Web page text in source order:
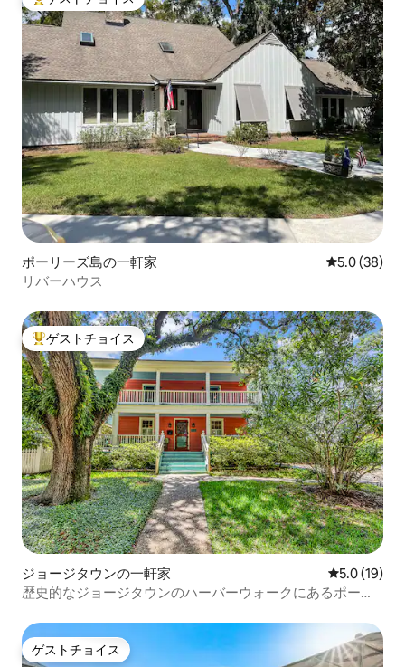
大好評のゲストチョイスです。
ポーリーズ島の一軒家 レビュー38
5.0 (38)
リバーハウス
大好評のゲストチョイスです。
ゲストチョイス
ジョージタウンの一軒家 レビュー19
5.0 (19)
歴史的なジョージタウンのハーバーウォークにあるポーチ
ゲストチョイス
ゲストチョイス